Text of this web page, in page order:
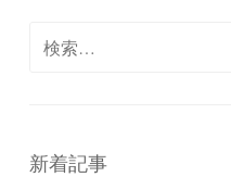
新着記事